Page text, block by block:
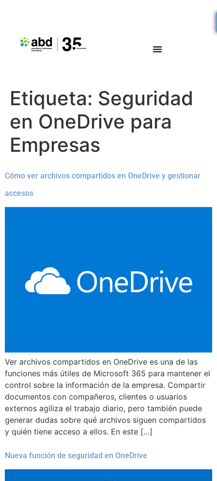
Etiqueta: Seguridad
en OneDrive para
Empresas
Cómo ver archivos compartidos en OneDrive y gestionar
accesos
Ver archivos compartidos en OneDrive es una de las
funciones más útiles de Microsoft 365 para mantener el
control sobre la información de la empresa. Compartir
documentos con compañeros, clientes o usuarios
externos agiliza el trabajo diario, pero también puede
generar dudas sobre qué archivos siguen compartidos
y quién tiene acceso a ellos. En este […]
Nueva función de seguridad en OneDrive